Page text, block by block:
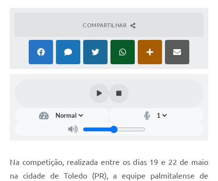
COMPARTILHAR
Na competição, realizada entre os dias 19 e 22 de maio
na cidade de Toledo (PR), a equipe palmitalense de